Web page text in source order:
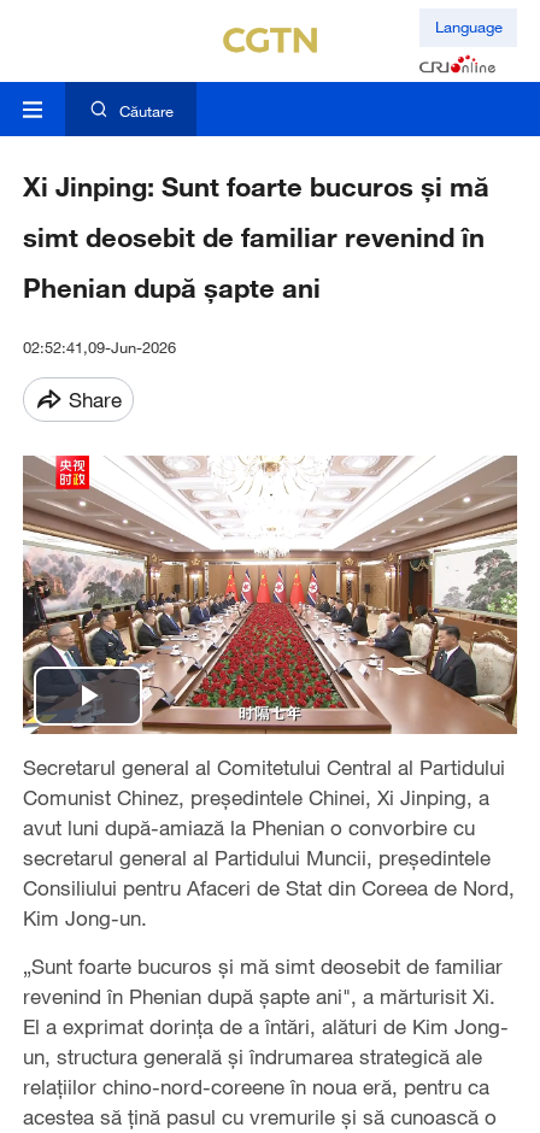
Language
Căutare
Xi Jinping: Sunt foarte bucuros și mă
simt deosebit de familiar revenind în
Phenian după șapte ani
02:52:41,09-Jun-2026
Share
Play
Video
Secretarul general al Comitetului Central al Partidului
Comunist Chinez, președintele Chinei, Xi Jinping, a
avut luni după-amiază la Phenian o convorbire cu
secretarul general al Partidului Muncii, președintele
Consiliului pentru Afaceri de Stat din Coreea de Nord,
Kim Jong-un.
„Sunt foarte bucuros și mă simt deosebit de familiar
revenind în Phenian după șapte ani", a mărturisit Xi.
El a exprimat dorința de a întări, alături de Kim Jong-
un, structura generală și îndrumarea strategică ale
relațiilor chino-nord-coreene în noua eră, pentru ca
acestea să țină pasul cu vremurile și să cunoască o